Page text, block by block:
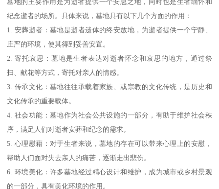
纪念逝者的场所。具体来说，墓地具有以下几个方面的作用：
1. 安葬逝者：墓地是逝者遗体的终安放地，为逝者提供一个宁静、
庄严的环境，使其得到妥善安置。
2. 寄托哀思：墓地是生者表达对逝者怀念和哀思的地方，通过祭
扫、献花等方式，寄托对亲人的情感。
3. 传承文化：墓地往往承载着家族、或宗教的文化传统，是历史和
文化传承的重要载体。
4. 社会功能：墓地作为社会公共设施的一部分，有助于维护社会秩
序，满足人们对逝者安葬和纪念的需求。
5. 心理慰藉：对于生者来说，墓地的存在可以带来心理上的安慰，
帮助人们面对失去亲人的痛苦，逐渐走出悲伤。
6. 环境美化：许多墓地经过精心设计和维护，成为城市或乡村景观
的一部分，具有美化环境的作用。